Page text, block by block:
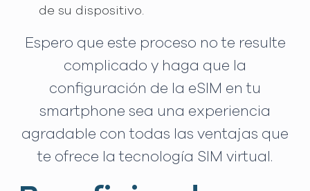
de su dispositivo.
Espero que este proceso no te resulte
complicado y haga que la
configuración de la eSIM en tu
smartphone sea una experiencia
agradable con todas las ventajas que
te ofrece la tecnología SIM virtual.